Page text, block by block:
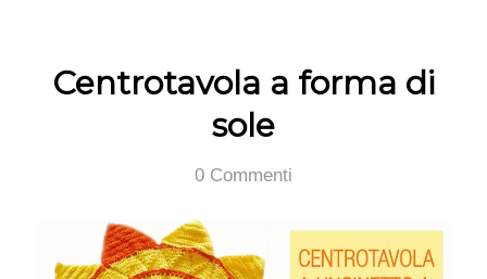
Centrotavola a forma di
sole
0 Commenti